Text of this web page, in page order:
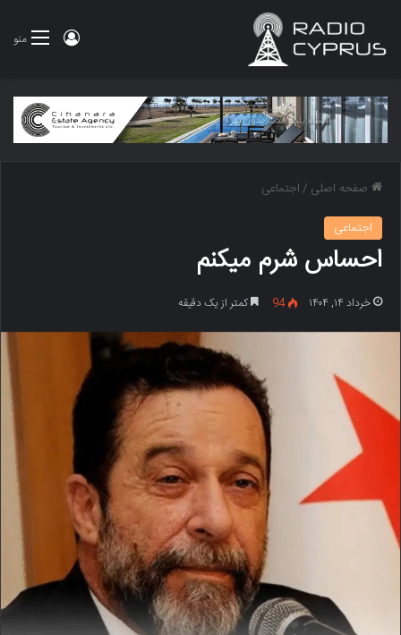
منو ورود
صفحه اصلی /اجتماعی
اجتماعی
احساس شرم میکنم
خرداد ۱۴, ۱۴۰۴ 94 کمتر از یک دقیقه